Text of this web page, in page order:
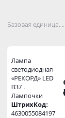
Базовая
Лампа
светодиодная
«РЕКОРД» LED
В37 .
Лампочки
ШтрихКод:
4630055084197